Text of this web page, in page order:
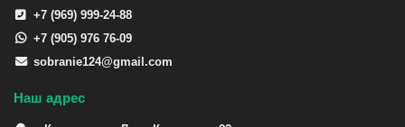
+7 (969) 999-24-88
+7 (905) 976 76-09
sobranie124@gmail.com
Наш адрес